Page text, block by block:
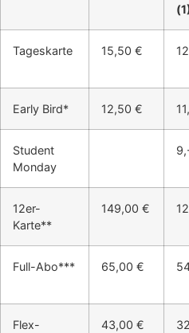
Tageskarte 15,50 €
Early Bird* 12,50 €
Student
Monday
12er-
Karte**
149,00 €
Full-Abo*** 65,00 €
Flex-
43,00 €